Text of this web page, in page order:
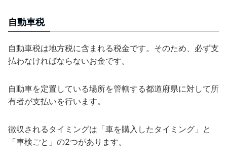
自動車税
自動車税は地方税に含まれる税金です。そのため、必ず支
払わなければならないお金です。
自動車を定置している場所を管轄する都道府県に対して所
有者が支払いを行います。
徴収されるタイミングは「車を購入したタイミング」と
「車検ごと」の2つがあります。